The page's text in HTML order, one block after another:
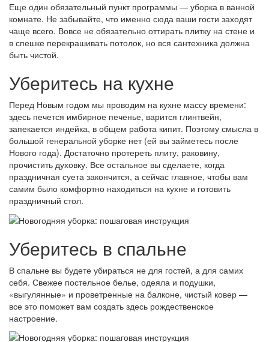
Еще один обязательный пункт программы — уборка в ванной
комнате. Не забывайте, что именно сюда ваши гости заходят
чаще всего. Вовсе не обязательно оттирать плитку на стене и
в спешке перекрашивать потолок, но вся сантехника должна
быть чистой.
Уберитесь на кухне
Перед Новым годом мы проводим на кухне массу времени:
здесь печется имбирное печенье, варится глинтвейн,
запекается индейка, в общем работа кипит. Поэтому смысла в
большой генеральной уборке нет (ей вы займетесь после
Нового года). Достаточно протереть плиту, раковину,
прочистить духовку. Все остальное вы сделаете, когда
праздничная суета закончится, а сейчас главное, чтобы вам
самим было комфортно находиться на кухне и готовить
праздничный стол.
Уберитесь в спальне
В спальне вы будете убираться не для гостей, а для самих
себя. Свежее постельное белье, одеяла и подушки,
«выгулянные» и проветренные на балконе, чистый ковер —
все это поможет вам создать здесь рождественское
настроение.